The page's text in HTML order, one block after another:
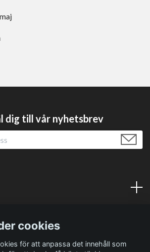
dig till vår nyhetsbrev
cookies
för att anpassa det innehåll som